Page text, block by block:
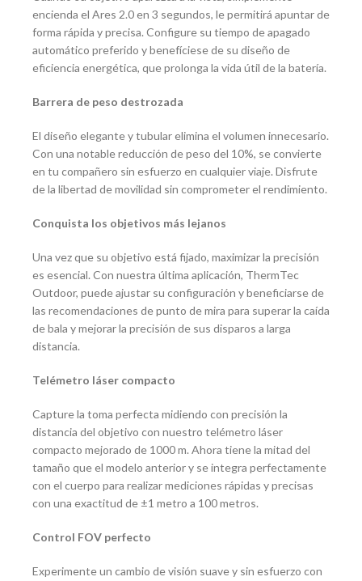
encienda el Ares 2.0 en 3 segundos, le permitirá apuntar de
forma rápida y precisa. Configure su tiempo de apagado
automático preferido y benefíciese de su diseño de
eficiencia energética, que prolonga la vida útil de la batería.
Barrera de peso destrozada
El diseño elegante y tubular elimina el volumen innecesario.
Con una notable reducción de peso del 10%, se convierte
en tu compañero sin esfuerzo en cualquier viaje. Disfrute
de la libertad de movilidad sin comprometer el rendimiento.
Conquista los objetivos más lejanos
Una vez que su objetivo está fijado, maximizar la precisión
es esencial. Con nuestra última aplicación, ThermTec
Outdoor, puede ajustar su configuración y beneficiarse de
las recomendaciones de punto de mira para superar la caída
de bala y mejorar la precisión de sus disparos a larga
distancia.
Telémetro láser compacto
Capture la toma perfecta midiendo con precisión la
distancia del objetivo con nuestro telémetro láser
compacto mejorado de 1000 m. Ahora tiene la mitad del
tamaño que el modelo anterior y se integra perfectamente
con el cuerpo para realizar mediciones rápidas y precisas
con una exactitud de ±1 metro a 100 metros.
Control FOV perfecto
Experimente un cambio de visión suave y sin esfuerzo con